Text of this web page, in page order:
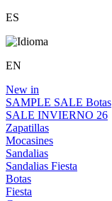
ES
EN
New in
SAMPLE SALE Botas
SALE INVIERNO 26
Zapatillas
Mocasines
Sandalias
Sandalias Fiesta
Botas
Fiesta